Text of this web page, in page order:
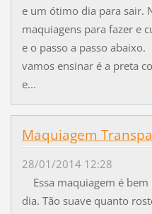
e um ótimo dia para sair.
maquiagens para fazer e
e o passo a passo
vamos ensinar é a preta
e...
Maquiagem
28/01/2014 12:28
Essa maquiagem é
dia. Tão suave quanto